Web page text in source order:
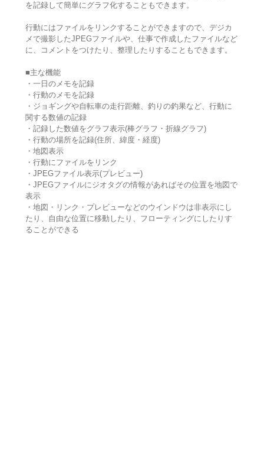
を記録して簡単にグラフ化することもできます。
行動にはファイルをリンクすることができますので、デジカ
メで撮影したJPEGファイルや、仕事で作成したファイルなど
に、コメントをつけたり、整理したりすることもできます。
■主な機能
・一日のメモを記録
・行動のメモを記録
・ジョギングや自転車の走行距離、釣りの釣果など、行動に
関する数値の記録
・記録した数値をグラフ表示(棒グラフ・折線グラフ)
・行動の場所を記録(住所、緯度・経度)
・地図表示
・行動にファイルをリンク
・JPEGファイル表示(プレビュー)
・JPEGファイルにジオタグの情報があればその位置を地図で
表示
・地図・リンク・プレビューなどのウインドウは非表示にし
たり、自由な位置に移動したり、フローティングにしたりす
ることができる